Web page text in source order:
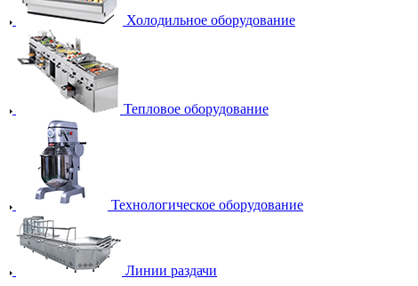
Холодильное оборудование
Тепловое оборудование
Технологическое оборудование
Линии раздачи